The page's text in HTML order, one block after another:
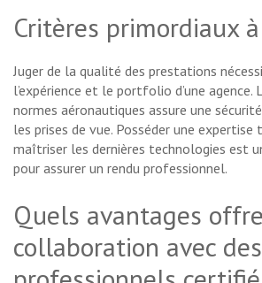
Critères primordiaux
Juger de la qualité des prestations
l’expérience et le portfolio d’une
normes aéronautiques assure une
les prises de vue. Posséder une expertise
maîtriser les dernières technologies est
pour assurer un rendu professionnel.
Quels avantages
collaboration avec des